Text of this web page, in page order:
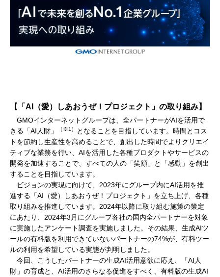
【「AI（愛）しあおうぜ！プロジェクト」の取り組み】
GMOインターネットグループは、全パートナーがAIを活用で
きる「AI人財」
（※1）
となることを目指しています。時間とコス
トを節約し生産性を高めることで、創出した時間でよりクリエイ
ティブな業務を行い、AIを活用した各種プロダクトやサービスの
開発を加速することで、すべての人の「笑顔」と「感動」を創出
することを目指しています。
ビジョンの実現に向けて、2023年にグループ内にAI活用を推
進する「AI（愛）しあおうぜ！プロジェクト」を立ち上げ、各種
取り組みを推進しています。2024年以降に取り組む施策の策定
にあたり、2024年3月にグループ各社の国内全パートナーを対象
に実施したアンケート調査を実施しました。その結果、生成AIツ
ールの有料版を利用できていないパートナーの74%が、有料ツー
ルの利用を希望している実態が判明しました。
今回、こうしたパートナーの生成AI活用意欲に応え、「AI人
財」の育成と、AI活用のさらなる促進をすべく、有料版の生成AI